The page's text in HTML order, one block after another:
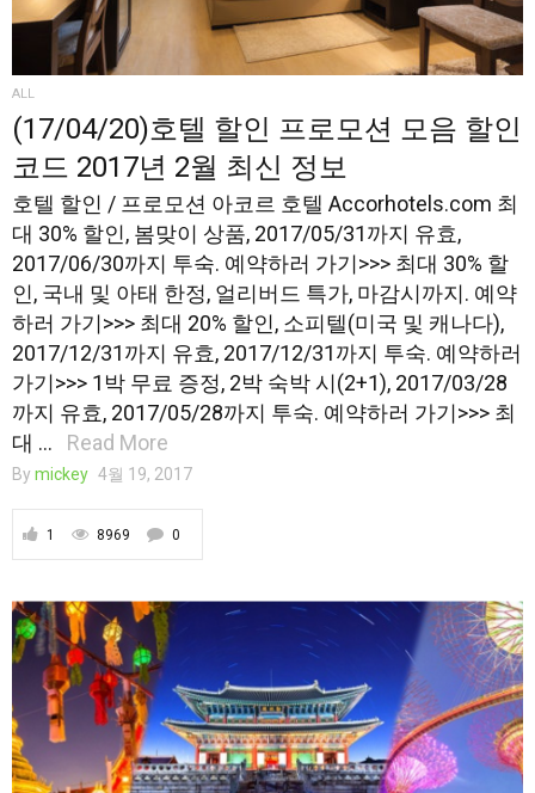
ALL
(17/04/20)호텔 할인 프로모션 모음 할인
코드 2017년 2월 최신 정보
호텔 할인 / 프로모션 아코르 호텔 Accorhotels.com 최
대 30% 할인, 봄맞이 상품, 2017/05/31까지 유효,
2017/06/30까지 투숙. 예약하러 가기>>> 최대 30% 할
인, 국내 및 아태 한정, 얼리버드 특가, 마감시까지. 예약
하러 가기>>> 최대 20% 할인, 소피텔(미국 및 캐나다),
2017/12/31까지 유효, 2017/12/31까지 투숙. 예약하러
가기>>> 1박 무료 증정, 2박 숙박 시(2+1), 2017/03/28
까지 유효, 2017/05/28까지 투숙. 예약하러 가기>>> 최
대 … Read More
By mickey 4월 19, 2017
1 8969 0